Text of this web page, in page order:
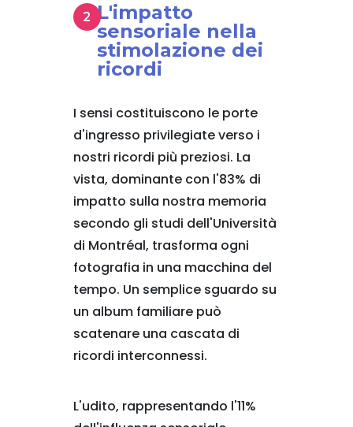
L'impatto
sensoriale nella
stimolazione dei
ricordi
I sensi costituiscono le porte
d'ingresso privilegiate verso i
nostri ricordi più preziosi. La
vista, dominante con l'83% di
impatto sulla nostra memoria
secondo gli studi dell'Università
di Montréal, trasforma ogni
fotografia in una macchina del
tempo. Un semplice sguardo su
un album familiare può
scatenare una cascata di
ricordi interconnessi.
L'udito, rappresentando l'11%